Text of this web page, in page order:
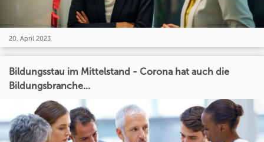
20. April 2023
Bildungsstau im Mittelstand - Corona hat auch die
Bildungsbranche...